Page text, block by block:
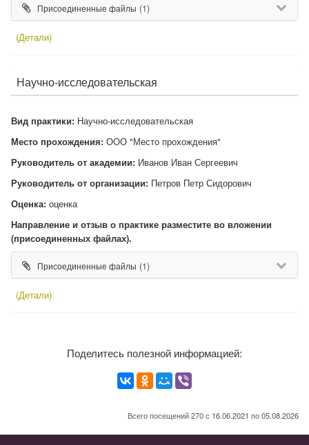
Присоединенные файлы (1)
(Детали)
Научно-исследовательская
Вид практики: Научно-исследовательская
Место прохождения: ООО "Место прохождения"
Руководитель от академии: Иванов Иван Сергеевич
Руководитель от организации: Петров Петр Сидорович
Оценка: оценка
Направление и отзыв о практике разместите во вложении
(присоединенных файлах).
Присоединенные файлы (1)
(Детали)
Поделитесь полезной информацией:
Всего посещений 270 с 16.06.2021 по 05.08.2026